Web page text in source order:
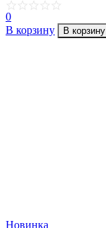
0
В корзину
В корзину
Новинка